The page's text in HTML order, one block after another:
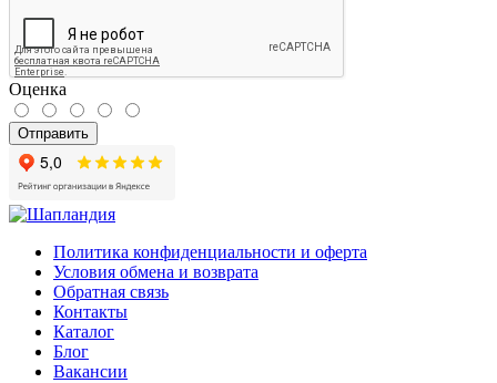
Оценка
Отправить
Политика конфиденциальности и оферта
Условия обмена и возврата
Обратная связь
Контакты
Каталог
Блог
Вакансии